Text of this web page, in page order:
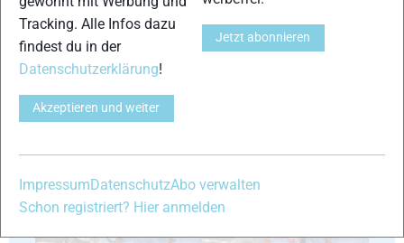
23
Tracking. Alle Infos dazu
findest du in der
Datenschutzerklärung!
Akzeptieren und weiter
Jetzt abonnieren
Impressum DatenschutzAbo verwalten
Schon registriert? Hier anmelden